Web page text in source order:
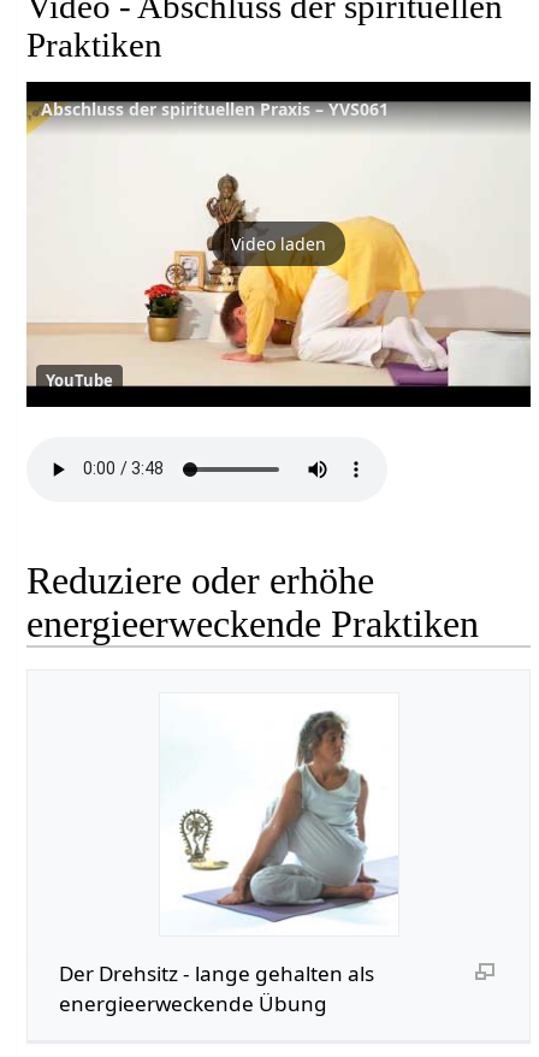
Praktiken
Abschluss der spirituellen Praxis – YVS061
Video laden
YouTube
Reduziere oder erhöhe
energieerweckende Praktiken
Der Drehsitz - lange gehalten als
energieerweckende Übung